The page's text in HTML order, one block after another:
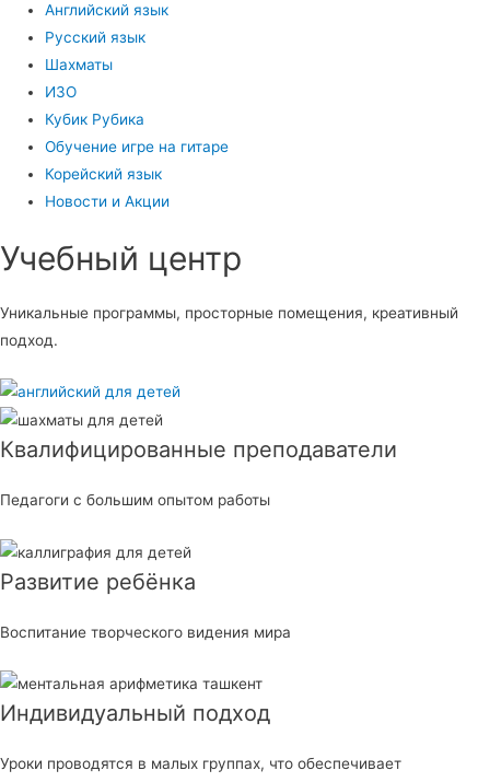
Английский язык
Русский язык
Шахматы
ИЗО
Кубик Рубика
Обучение игре на гитаре
Корейский язык
Новости и Акции
Учебный центр​
Уникальные программы, просторные помещения, креативный
подход.
Квалифицированные преподаватели
Педагоги с большим опытом работы
Развитие ребёнка
Воспитание творческого видения мира
Индивидуальный подход
Уроки проводятся в малых группах, что обеспечивает